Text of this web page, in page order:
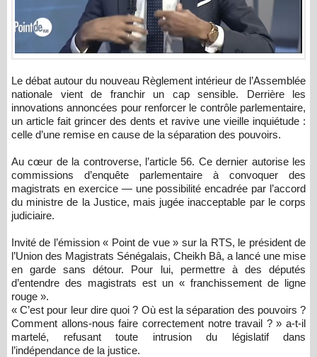
Le débat autour du nouveau Règlement intérieur de l’Assemblée
nationale vient de franchir un cap sensible. Derrière les
innovations annoncées pour renforcer le contrôle parlementaire,
un article fait grincer des dents et ravive une vieille inquiétude :
celle d’une remise en cause de la séparation des pouvoirs.
Au cœur de la controverse, l’article 56. Ce dernier autorise les
commissions d’enquête parlementaire à convoquer des
magistrats en exercice — une possibilité encadrée par l’accord
du ministre de la Justice, mais jugée inacceptable par le corps
judiciaire.
Invité de l’émission « Point de vue » sur la RTS, le président de
l’Union des Magistrats Sénégalais, Cheikh Bâ, a lancé une mise
en garde sans détour. Pour lui, permettre à des députés
d’entendre des magistrats est un « franchissement de ligne
rouge ».
« C’est pour leur dire quoi ? Où est la séparation des pouvoirs ?
Comment allons-nous faire correctement notre travail ? » a-t-il
martelé, refusant toute intrusion du législatif dans
l’indépendance de la justice.